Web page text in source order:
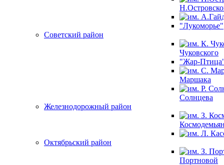
"Лукоморье"
Советский район
Чуковского
"Жар-
Маршака
Солнцева
Железнодорожный район
Октябрьский район
Портновой